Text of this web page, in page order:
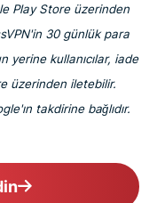
Play Store üzerinden
30 günlük para
kullanıcılar, iade
üzerinden iletebilir.
takdirine bağlıdır.